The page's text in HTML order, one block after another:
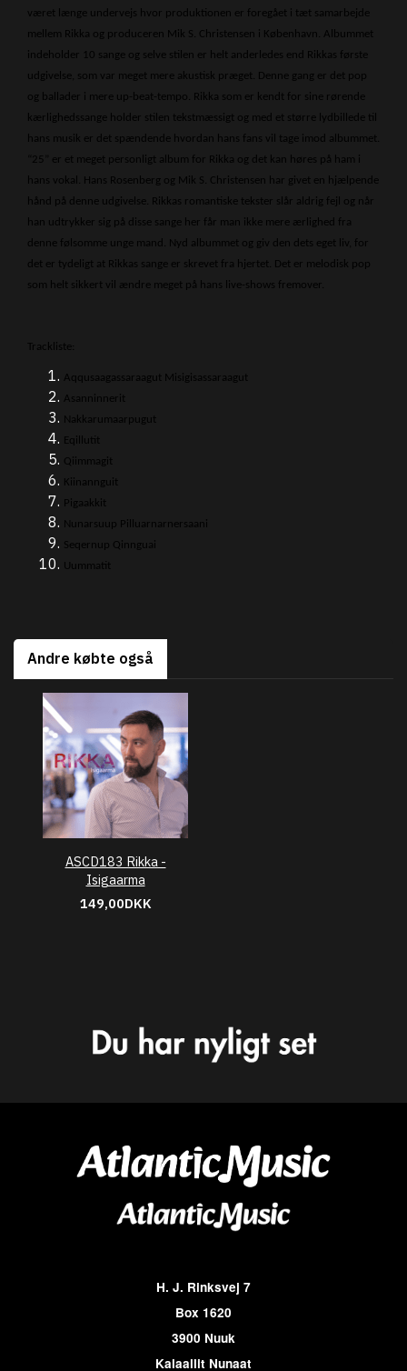
været længe undervejs hvor produktionen er foregået i tæt samarbejde
mellem Rikka og produceren Mik S. Christensen i København. Albummet
indeholder 10 sange og selve stilen er helt anderledes end Rikkas første
udgivelse, som var meget mere akustisk præget. Denne gang er det pop
og ballader i mere up-beat-tempo. Rikka som er kendt for sine rørende
kærlighedssange holder stilen tekstmæssigt og med et større lydbillede til
hans musik er det spændende hvordan hans fans vil tage imod albummet.
“25” er et meget personligt album for Rikka og det kan høres på ham i
hans vokal. Hans Rosenberg og Mik S. Christensen har givet en hjælpende
hånd på denne udgivelse. Rikkas romantiske tekster slår aldrig fejl og når
han udtrykker sig på disse sange her får man ikke mere ærlighed fra
denne følsomme unge mand. Nyd albummet og giv den dets eget liv, for
det er tydeligt at Rikkas sange er skrevet fra hjertet. Det er melodisk pop
som helt sikkert vil ændre meget på hans live-shows fremover.
Trackliste:
Aqqusaagassaraagut Misigisassaraagut
Asanninnerit
Nakkarumaarpugut
Eqillutit
Qiimmagit
Kiinannguit
Pigaakkit
Nunarsuup Pilluarnarnersaani
Seqernup Qinnguai
Uummatit
Andre købte også
ASCD183 Rikka -
Isigaarma
149,00DKK
H. J. Rinksvej 7
Box 1620
3900 Nuuk
Kalaallit Nunaat